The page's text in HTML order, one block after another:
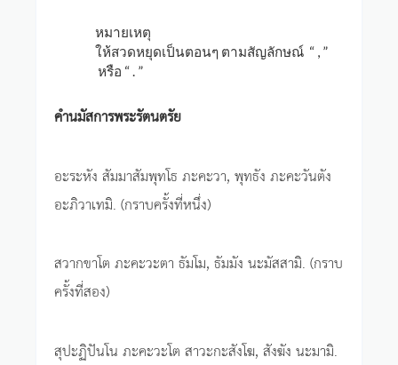
หมายเหตุ
ให้สวดหยุดเป็นตอนๆ ตามสัญลักษณ์ “ , ”
หรือ “ . ”
คำนมัสการพระรัตนตรัย
อะระหัง สัมมาสัมพุทโธ ภะคะวา, พุทธัง ภะคะวันตัง
อะภิวาเทมิ. (กราบครั้งที่หนึ่ง)
สวากขาโต ภะคะวะตา ธัมโม, ธัมมัง นะมัสสามิ. (กราบ
ครั้งที่สอง)
สุปะฏิปันโน ภะคะวะโต สาวะกะสังโฆ, สังฆัง นะมามิ.